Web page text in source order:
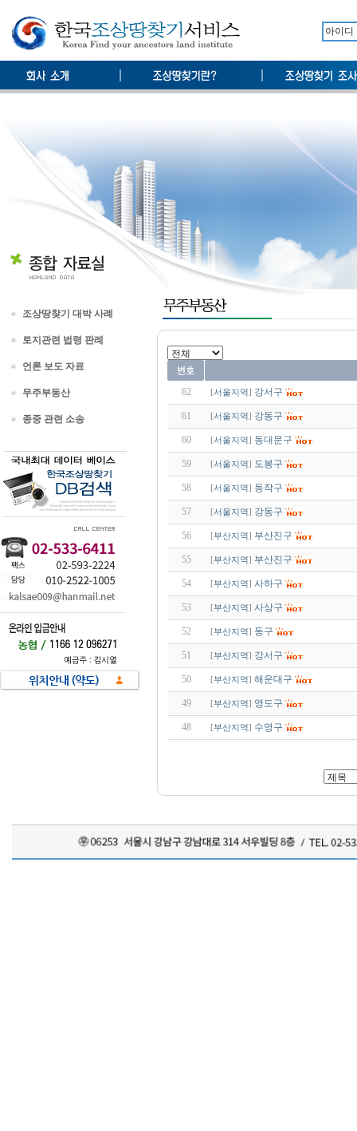
조상땅찾기 대박 사례
토지관련 법령 판례
언론 보도 자료
무주부동산
종중 관련 소송
62 [서울지역] 강서구
61 [서울지역] 강동구
60 [서울지역] 동대문구
59 [서울지역] 도봉구
58 [서울지역] 동작구
57 [서울지역] 강동구
56 [부산지역] 부산진구
55 [부산지역] 부산진구
54 [부산지역] 사하구
53 [부산지역] 사상구
52 [부산지역] 동구
51 [부산지역] 강서구
50 [부산지역] 해운대구
49 [부산지역] 영도구
48 [부산지역] 수영구